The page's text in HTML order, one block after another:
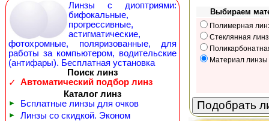
Линзы с диоптриями:
бифокальные,
прогрессивные,
астигматические,
фотохромные, поляризованные, для
работы за компьютером, водительские
(антифары). Бесплатная установка
Поиск линз
✓
Автоматический подбор линз
Каталог линз
► Бсплатные линзы для очков
► Линзы со скидкой. Эконом
Выбираем
Полимерная
Стеклянная
Материал